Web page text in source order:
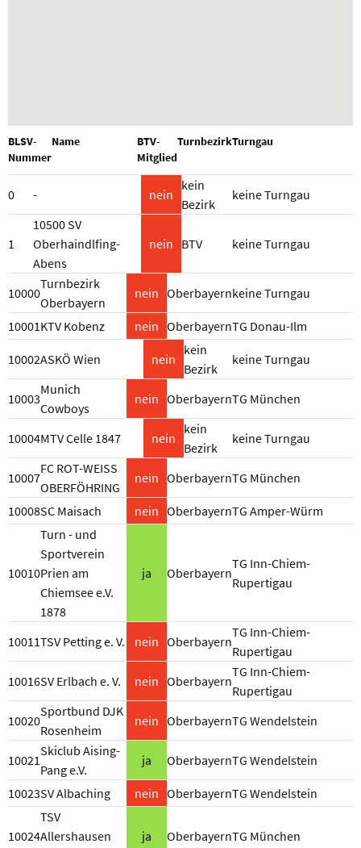
BLSV-
Nummer
Name
BTV-
Mitglied
TurnbezirkTurngau
0 - nein
kein
Bezirk
keine Turngau
1
10500 SV
Oberhaindlfing-
Abens
nein BTV keine Turngau
10000
Turnbezirk
Oberbayern
nein Oberbayernkeine Turngau
10001KTV Kobenz nein OberbayernTG Donau-Ilm
10002ASKÖ Wien nein
kein
Bezirk
keine Turngau
10003
Munich
Cowboys
nein OberbayernTG München
10004MTV Celle 1847 nein
kein
Bezirk
keine Turngau
10007
FC ROT-WEISS
OBERFÖHRING
nein OberbayernTG München
10008SC Maisach nein OberbayernTG Amper-Würm
10010
Turn - und
Sportverein
Prien am
Chiemsee e.V.
1878
ja Oberbayern
TG Inn-Chiem-
Rupertigau
10011TSV Petting e. V. nein Oberbayern
TG Inn-Chiem-
Rupertigau
10016SV Erlbach e. V. nein Oberbayern
TG Inn-Chiem-
Rupertigau
10020
Sportbund DJK
Rosenheim
nein OberbayernTG Wendelstein
10021
Skiclub Aising-
Pang e.V.
ja OberbayernTG Wendelstein
10023SV Albaching nein OberbayernTG Wendelstein
10024
TSV
Allershausen
ja OberbayernTG München